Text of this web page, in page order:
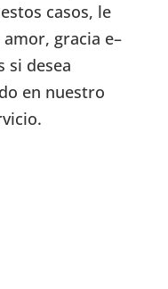
casos, le
gracia e–
si desea
en nuestro